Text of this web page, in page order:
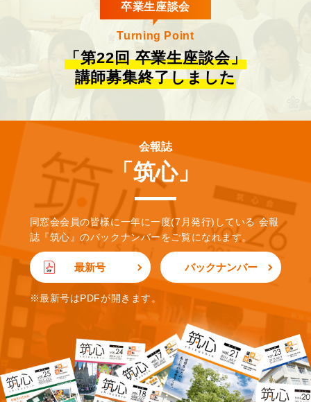
卒業生座談会
Turning Point
「第22回 卒業生座談会」
講師募集終了しました
会報誌
「筑心」
同窓会会員の皆様に一年に一度(7月発行)している 会報
誌『筑心』のバックナンバーをご覧になれます。
最新号 バックナンバー
※最新号はPDFが開きます。